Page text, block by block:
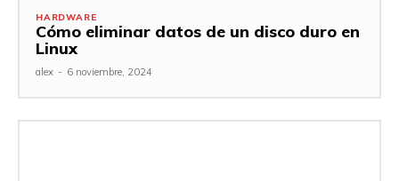
HARDWARE
Cómo eliminar datos de un disco duro en
Linux
alex - 6 noviembre, 2024